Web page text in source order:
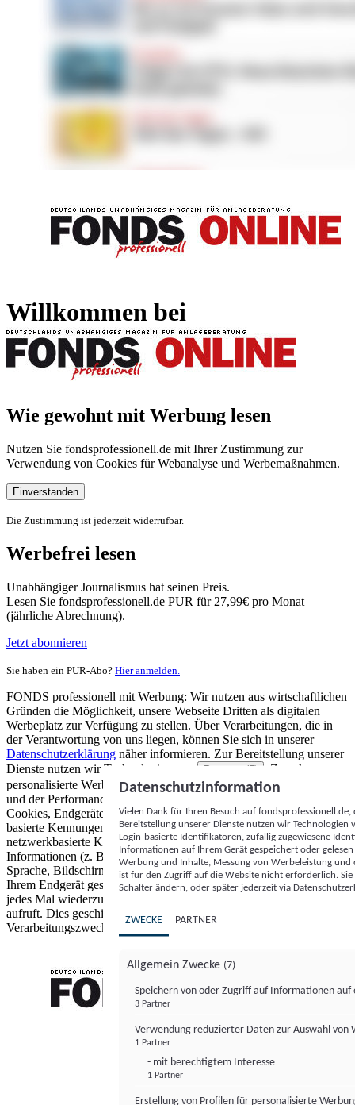
Willkommen bei
Wie gewohnt mit Werbung lesen
Nutzen Sie fondsprofessionell.de mit Ihrer Zustimmung zur
Verwendung von Cookies für Webanalyse und Werbemaßnahmen.
Einverstanden
Die Zustimmung ist jederzeit widerrufbar.
Werbefrei lesen
Unabhängiger Journalismus hat seinen Preis.
Lesen Sie fondsprofessionell.de PUR für 27,99€ pro Monat
(jährliche Abrechnung).
Jetzt abonnieren
Sie haben ein PUR-Abo? Hier anmelden.
FONDS professionell mit Werbung: Wir nutzen aus wirtschaftlichen
Gründen die Möglichkeit, unsere Webseite Dritten als digitalen
Werbeplatz zur Verfügung zu stellen. Über Verarbeitungen, die in
der Verantwortung von uns liegen, können Sie sich in unserer
Datenschutzerklärung näher informieren. Zur Bereitstellung unserer
Dienste nutzen wir Technologien von
Partnern (5)
. Zwecke:
personalisierte Werbung und Inhalte, Messung von Werbeleistung
und der Performance von Inhalten sowie Zielgruppenforschung.
Cookies, Endgeräte- oder ähnliche Online-Kennungen (z. B. login-
basierte Kennungen, zufällig generierte Kennungen,
netzwerkbasierte Kennungen) können zusammen mit anderen
Informationen (z. B. Browsertyp und Browserinformationen,
Sprache, Bildschirmgröße, unterstützte Technologien usw.) auf
Ihrem Endgerät gespeichert oder von dort ausgelesen werden, um es
jedes Mal wiederzuerkennen, wenn es eine App oder einer Webseite
aufruft. Dies geschieht für einen oder mehrere der hier aufgeführten
Verarbeitungszwecke.
Datenschutzinformation
Vielen Dank für Ihren Besuch auf
Bereitstellung unserer Dienste nutzen wir Technologien
Login-basierte Identifikatoren, zufällig zugewiesene
Informationen auf Ihrem Gerät gespeichert oder
Werbung und Inhalte, Messung von Werbeleistung
ist für den Zugriff auf die Website nicht erforderlich.
Schalter ändern, oder später jederzeit via
ZWECKE PARTNER
Allgemein Zwecke (7)
Speichern von oder Zugriff auf Informationen auf
3 Partner
Verwendung reduzierter Daten zur Auswahl von
1 Partner
- mit berechtigtem Interesse
1 Partner
Erstellung von Profilen für personalisierte
FONDS professionell